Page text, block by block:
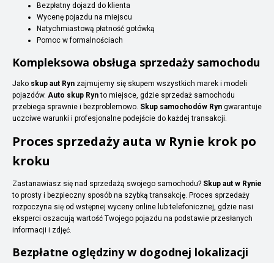
Bezpłatny dojazd do klienta
Wycenę pojazdu na miejscu
Natychmiastową płatność gotówką
Pomoc w formalnościach
Kompleksowa obsługa sprzedaży samochodu
Jako skup aut Ryn zajmujemy się skupem wszystkich marek i modeli
pojazdów. Auto skup Rynto miejsce, gdzie sprzedaż samochodu
przebiega sprawnie i bezproblemowo. Skup samochodów Ryn gwarantuje
uczciwe warunki i profesjonalne podejście do każdej transakcji.
Proces sprzedaży auta w Rynie krok po
kroku
Zastanawiasz się nad sprzedażą swojego samochodu? Skup aut w Rynie
to prosty i bezpieczny sposób na szybką transakcję. Proces sprzedaży
rozpoczyna się od wstępnej wyceny online lub telefonicznej, gdzie nasi
eksperci oszacują wartość Twojego pojazdu na podstawie przesłanych
informacji i zdjęć.
Bezpłatne oględziny w dogodnej lokalizacji